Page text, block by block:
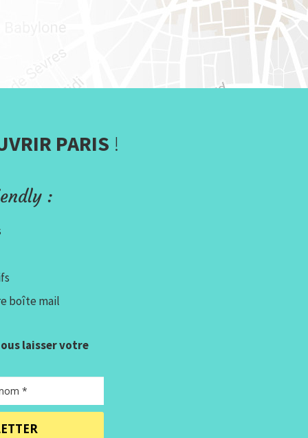
PARIS !
:
boîte mail
laisser votre